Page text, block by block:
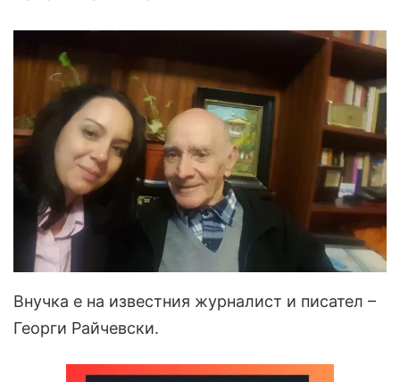
Внучка е на известния журналист и писател –
Георги Райчевски.